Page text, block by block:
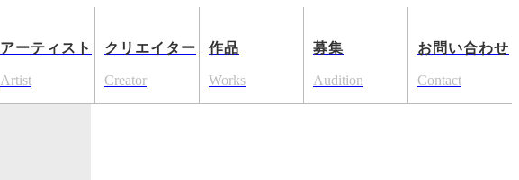
アーティスト
Artist
クリエイター
Creator
作品
Works
募集
Audition
お問い合わせ
Contact